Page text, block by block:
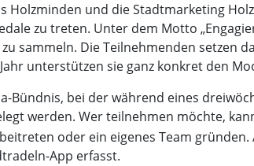
Holzminden und die Stadtmarketing
zu treten. Unter dem Motto
sammeln. Die Teilnehmenden setzen
unterstützen sie ganz konkret den
Bündnis, bei der während eines
werden. Wer teilnehmen möchte,
oder ein eigenes Team
App erfasst.